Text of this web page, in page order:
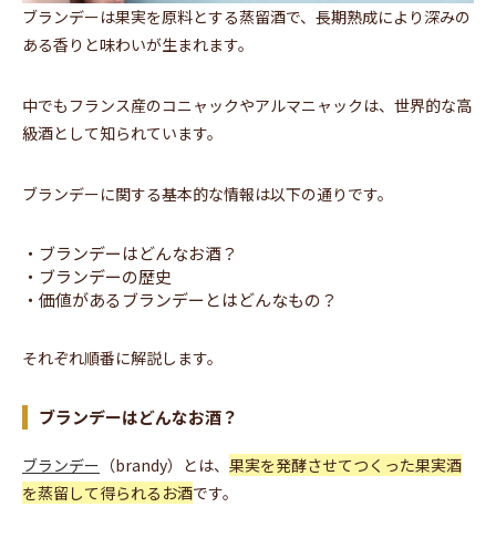
ブランデーは果実を原料とする蒸留酒で、長期熟成により深みの
ある香りと味わいが生まれます。
中でもフランス産のコニャックやアルマニャックは、世界的な高
級酒として知られています。
ブランデーに関する基本的な情報は以下の通りです。
・ブランデーはどんなお酒？
・ブランデーの歴史
・価値があるブランデーとはどんなもの？
それぞれ順番に解説します。
ブランデーはどんなお酒？
ブランデー （brandy）とは、 果実を発酵させてつくった果実酒
を蒸留して得られるお酒です。